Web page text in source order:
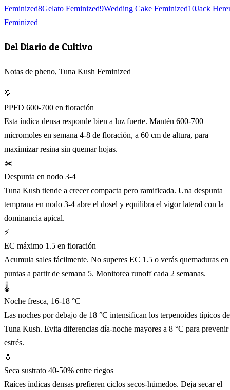
Feminized8Gelato Feminized9Wedding Cake Feminized10Jack
Feminized
Del Diario de Cultivo
Notas de pheno, Tuna Kush Feminized
💡
PPFD 600-700 en floración
Esta índica densa responde bien a luz fuerte. Mantén 600-700
micromoles en semana 4-8 de floración, a 60 cm de altura, para
maximizar resina sin quemar hojas.
✂️
Despunta en nodo 3-4
Tuna Kush tiende a crecer compacta pero ramificada. Una despunta
temprana en nodo 3-4 abre el dosel y equilibra el vigor lateral con la
dominancia apical.
⚡
EC máximo 1.5 en floración
Acumula sales fácilmente. No superes EC 1.5 o verás quemaduras en
puntas a partir de semana 5. Monitorea runoff cada 2 semanas.
🌡️
Noche fresca, 16-18 °C
Las noches por debajo de 18 °C intensifican los terpenoides típicos de
Tuna Kush. Evita diferencias día-noche mayores a 8 °C para prevenir
estrés.
💧
Seca sustrato 40-50% entre riegos
Raíces índicas densas prefieren ciclos secos-húmedos. Deja secar el